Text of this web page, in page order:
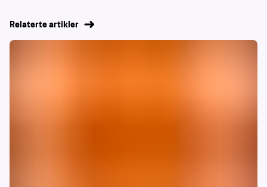
Relaterte artikler